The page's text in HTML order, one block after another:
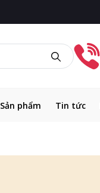
Sản phẩm Tin tức